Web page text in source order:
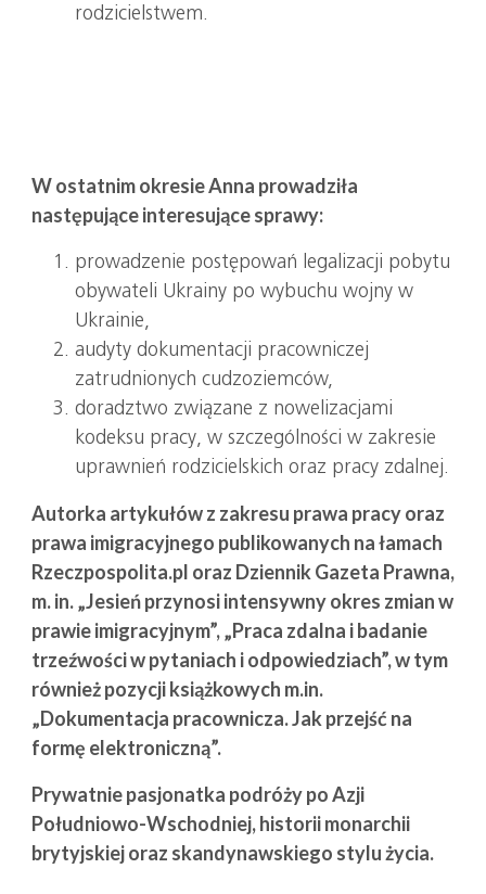
rodzicielstwem.
W ostatnim okresie Anna prowadziła
następujące interesujące sprawy:
prowadzenie postępowań legalizacji pobytu
obywateli Ukrainy po wybuchu wojny w
Ukrainie,
audyty dokumentacji pracowniczej
zatrudnionych cudzoziemców,
doradztwo związane z nowelizacjami
kodeksu pracy, w szczególności w zakresie
uprawnień rodzicielskich oraz pracy zdalnej.
Autorka artykułów z zakresu prawa pracy oraz
prawa imigracyjnego publikowanych na łamach
Rzeczpospolita.pl oraz Dziennik Gazeta Prawna,
m. in. „Jesień przynosi intensywny okres zmian w
prawie imigracyjnym”, „Praca zdalna i badanie
trzeźwości w pytaniach i odpowiedziach”, w tym
również pozycji książkowych m.in.
„Dokumentacja pracownicza. Jak przejść na
formę elektroniczną”.
Prywatnie pasjonatka podróży po Azji
Południowo-Wschodniej, historii monarchii
brytyjskiej oraz skandynawskiego stylu życia.